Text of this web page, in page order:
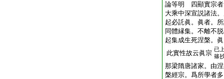
論等明 四顯實宗者
大乘中深宣説諸法
起必託眞。眞者。
同體縁集。不離不
起集成生死涅槃。
此實性故云眞宗 已
篠
那梁隋唐諸家。由
槃經宗。爲所學者